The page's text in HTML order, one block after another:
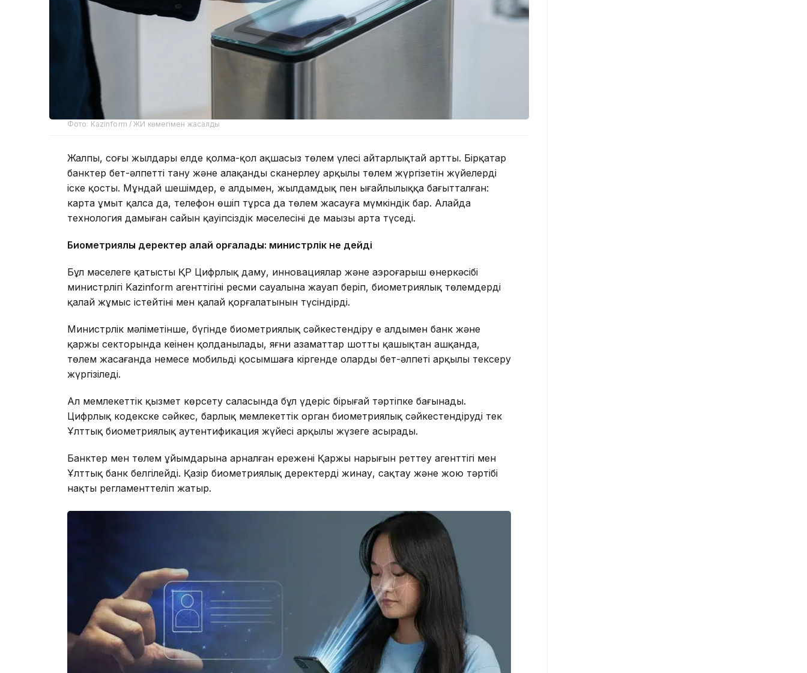
Фото: Kazinform / ЖИ көмегімен жасалды
Жалпы, соңғы жылдары елде қолма-қол ақшасыз төлем үлесі айтарлықтай артты. Бірқатар
банктер бет-әлпетті тану және алақанды сканерлеу арқылы төлем жүргізетін жүйелерді
іске қосты. Мұндай шешімдер, ең алдымен, жылдамдық пен ыңғайлылыққа бағытталған:
карта ұмыт қалса да, телефон өшіп тұрса да төлем жасауға мүмкіндік бар. Алайда
технология дамыған сайын қауіпсіздік мәселесінің де маңызы арта түседі.
Биометриялық деректер қалай қорғалады: министрлік не дейді
Бұл мәселеге қатысты ҚР Цифрлық даму, инновациялар және аэроғарыш өнеркәсібі
министрлігі Kazinform агенттігінің ресми сауалына жауап беріп, биометриялық төлемдердің
қалай жұмыс істейтіні мен қалай қорғалатынын түсіндірді.
Министрлік мәліметінше, бүгінде биометриялық сәйкестендіру ең алдымен банк және
қаржы секторында кеңінен қолданылады, яғни азаматтар шотты қашықтан ашқанда,
төлем жасағанда немесе мобильді қосымшаға кіргенде олардың бет-әлпеті арқылы тексеру
жүргізіледі.
Ал мемлекеттік қызмет көрсету саласында бұл үдеріс бірыңғай тәртіпке бағынады.
Цифрлық кодекске сәйкес, барлық мемлекеттік орган биометриялық сәйкестендіруді тек
Ұлттық биометриялық аутентификация жүйесі арқылы жүзеге асырады.
Банктер мен төлем ұйымдарына арналған ережені Қаржы нарығын реттеу агенттігі мен
Ұлттық банк белгілейді. Қазір биометриялық деректерді жинау, сақтау және жою тәртібі
нақты регламенттеліп жатыр.